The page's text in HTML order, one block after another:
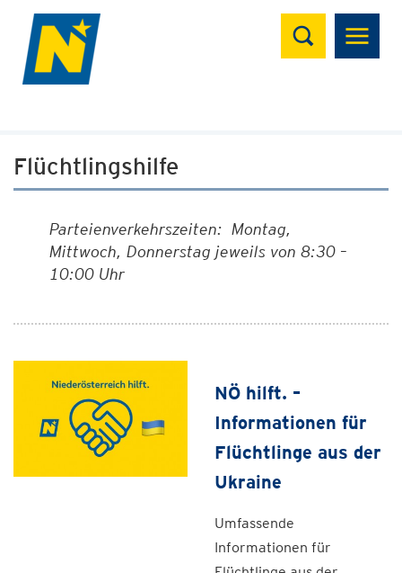
Suchen
Flüchtlingshilfe
Parteienverkehrszeiten: Montag,
Mittwoch, Donnerstag jeweils von 8:30 –
10:00 Uhr
NÖ hilft. –
Informationen für
Flüchtlinge aus der
Ukraine
Umfassende
Informationen für